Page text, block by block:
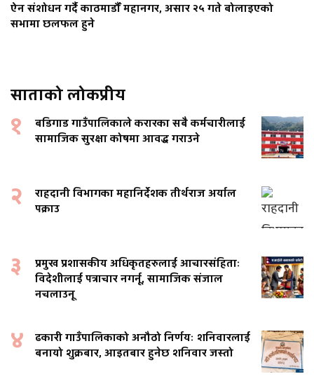
ऐन संशोधन गर्दै काठमाडौँ महानगर, असार २५ गते बोलाइएको
सभामा छलफल हुने
साताको लोकप्रीय
१
बडिगाड गाउँपालिकाले करारका सबै कर्मचारीलाई
सामाजिक सुरक्षा कोषमा आवद्ध गराउने
२
राहदानी विभागका महानिर्देशक तीर्थराज अर्याल
पक्राउ
३
प्रमुख प्रशासकीय अधिकृतहरुलाई आचारसंहिताः
विदेशीलाई पत्राचार नगर्नू, सामाजिक संजाल
नचलाउनू
४
ढकारी गाउँपालिकाको अनौठो निर्णयः शनिवारलाई
बनायो शुक्रबार, आइतबार हुनेछ शनिवार जस्तो